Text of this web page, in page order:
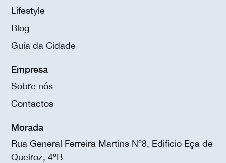
Lifestyle
Blog
Guia da Cidade
Empresa
Sobre nós
Contactos
Morada
Rua General Ferreira Martins Nº8, Edifício Eça de
Queiroz, 4ºB